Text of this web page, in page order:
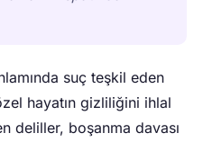
suç teşkil eden
hayatın gizliliğini ihlal
deliller, boşanma davası